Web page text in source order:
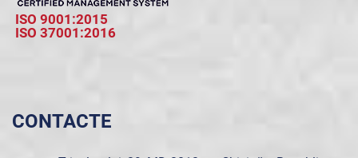
ISO 9001:2015
ISO 37001:2016
CONTACTE